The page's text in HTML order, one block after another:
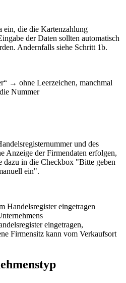
ein, die die Kartenzahlung
der Daten sollten automatisch
. Andernfalls siehe Schritt 1b.
“ → ohne Leerzeichen, manchmal
die Nummer
und des
Anzeige der Firmendaten erfolgen,
dazu in die Checkbox "Bitte geben
ein".
Handelsregister eingetragen
eingetragen,
Firmensitz kann vom Verkaufsort